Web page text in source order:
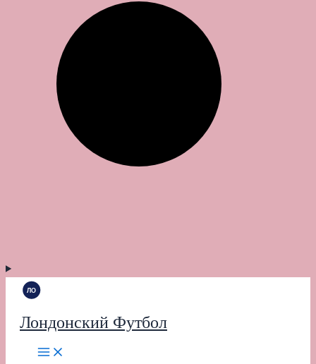
Лондонский Футбол